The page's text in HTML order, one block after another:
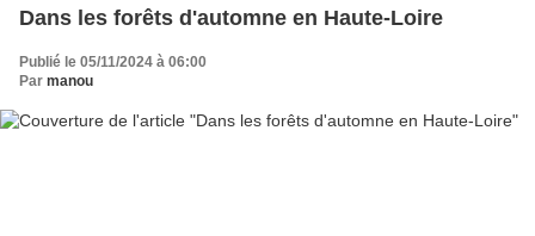
Dans les forêts d'automne en Haute-Loire
Publié le 05/11/2024 à 06:00
Par manou